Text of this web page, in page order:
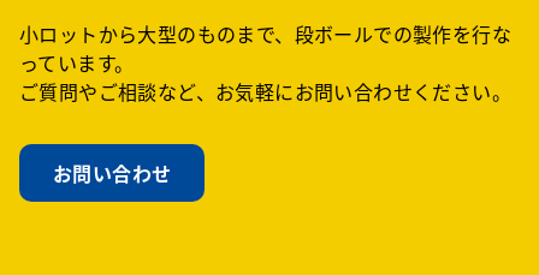
小ロットから大型のものまで、段ボールでの製作を行な
っています。
ご質問やご相談など、お気軽にお問い合わせください。
お問い合わせ